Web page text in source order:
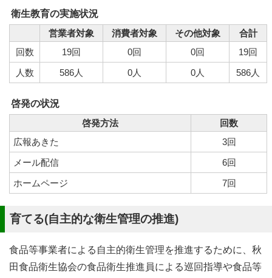
衛生教育の実施状況
営業者対象
消費者対象 その他対象
合計
回数
19回 0回 0回
19回
人数
586人 0人 0人 586人
啓発の状況
啓発方法
回数
広報あきた
3回
メール配信
6回
ホームページ
7回
育てる(自主的な衛生管理の推進)
食品等事業者による自主的衛生管理を推進するために、秋
田食品衛生協会の食品衛生推進員による巡回指導や食品等